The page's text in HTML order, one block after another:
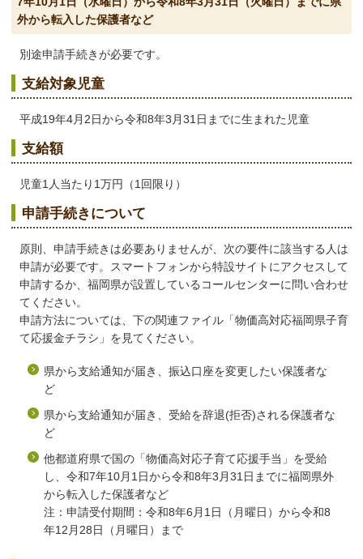
外から転入した保護者など
別途申請手続きが必要です。
支給対象児童
平成19年4月2日から令和8年3月31日までに生まれた児童
支給額
児童1人当たり1万円（1回限り）
申請手続きについて
原則、申請手続きは必要ありませんが、次の要件に該当する人は
申請が必要です。スマートフォンから特設サイトにアクセスして
申請するか、福岡県が設置しているコールセンターに問い合わせ
てください。
申請方法については、下の関連ファイル「物価高対応福岡県子育
て応援金チラシ」を見てください。
県から支給通知が届き、振込口座を変更したい保護者な
ど
県から支給通知が届き、受給を辞退(拒否)される保護者な
ど
他都道府県で国の「物価高対応子育て応援手当」を受給
し、令和7年10月1日から令和8年3月31日までに福岡県外
から転入した保護者など
注：申請受付期間：令和8年6月1日（月曜日）から令和8
年12月28日（月曜日）まで